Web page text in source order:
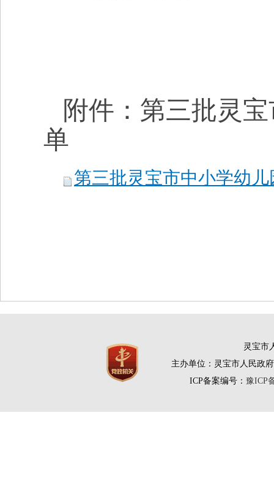
附件：第三批灵
单
第三批灵宝市中小学幼
灵宝市
主办单位：灵宝市人民政
ICP备案编号： 豫ICP